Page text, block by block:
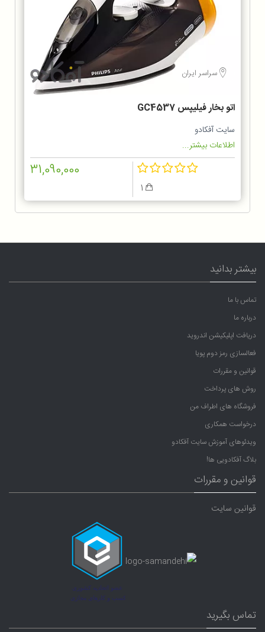
سراسر ایران
اتو بخار فیلیپس GC4537
سایت آفکادو
اطلاعات بیشتر...
31,090,000
بیشتر بدانید
تماس با ما
درباره ما
دریافت اپلیکیشن اندروید
فعالسازی رمز دوم پویا
قوانین و مقررات
روش های پرداخت
فروشگاه های اطراف من
درخواست همکاری
ویدئوهای آموزش سایت آفکادو
بلاگ آفکادویی ها!
قوانین و مقررات
قوانین سایت
تماس بگیرید